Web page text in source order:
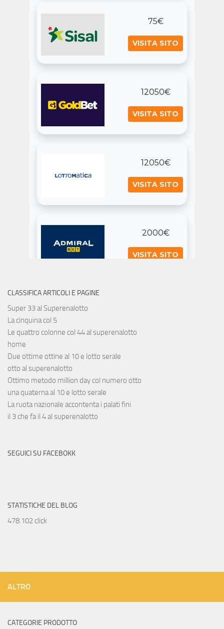
CLASSIFICA ARTICOLI E PAGINE
Super 33 al Superenalotto
La cinquina col 5
Le quattro colonne col 44 al superenalotto
home
Due ottime ottine al 10 e lotto serale
otto al superenalotto
Ottimo metodo million day col numero otto
una quaterna al 10 e lotto serale
La ruota nazionale accontenta i palati fini
il 3 che fa il 4 al superenalotto
SEGUICI SU FACEBOKK
STATISTICHE DEL BLOG
478.102 click
ALTRO
CATEGORIE PRODOTTO